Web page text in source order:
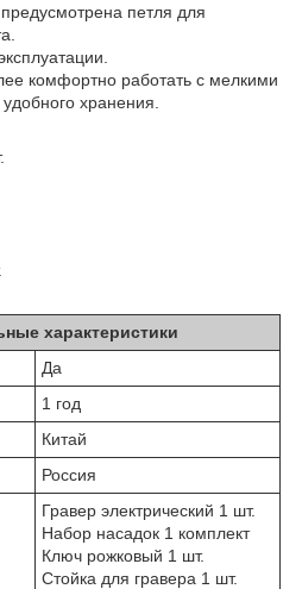
петля для
комфортно работать с мелкими
хранения.
характеристики
Да
1 год
Китай
Россия
Гравер электрический 1 шт.
Набор насадок 1 комплект
Ключ рожковый 1 шт.
Стойка для гравера 1 шт.